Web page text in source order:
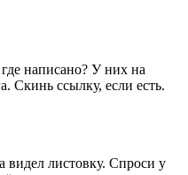
написано? У них на
Скинь ссылку, если есть.
видел листовку. Спроси у